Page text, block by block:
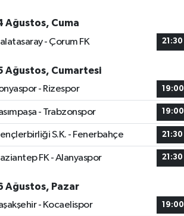
Ağustos, Cuma
- Çorum FK
21:30
Ağustos, Cumartesi
- Rizespor
19:00
- Trabzonspor 19:00
S.K. - Fenerbahçe 21:30
FK - Alanyaspor 21:30
Ağustos, Pazar
- Kocaelispor
19:00